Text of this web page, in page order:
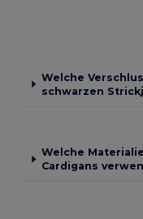
Welche
schwarzen
Welche
Cardigans